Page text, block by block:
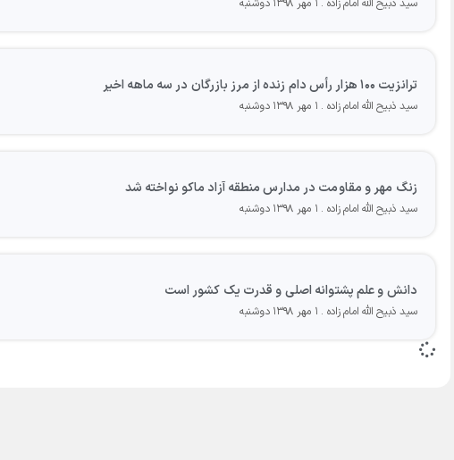
سید ذبیح الله امام زاده ۱ مهر ۱۳۹۸ دوشنبه
ترانزیت ۱۰۰ هزار رأس دام زنده از مرز بازرگان در سه ماهه اخیر
سید ذبیح الله امام زاده ۱ مهر ۱۳۹۸ دوشنبه
زنگ مهر و مقاومت در مدارس منطقه آزاد ماکو نواخته شد
سید ذبیح الله امام زاده ۱ مهر ۱۳۹۸ دوشنبه
دانش و علم پشتوانه اصلی و قدرت یک کشور است
سید ذبیح الله امام زاده ۱ مهر ۱۳۹۸ دوشنبه